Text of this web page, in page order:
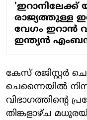
രാജ്യത്തുള്ള
വേഗം ഇറാന്‍
ഇന്ത്യന്‍
കേസ് രജിസ്റ്റർ
ചെന്നൈയിൽ
വിഭാഗത്തിന്റെ
തിങ്കളാഴ്ച